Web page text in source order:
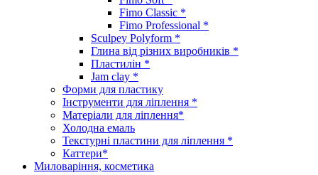
Fimo Classic *
Fimo Professional *
Sculpey Polyform *
Глина від різних виробників *
Пластилін *
Jam clay *
Форми для пластику
Інструменти для ліплення *
Матеріали для ліплення*
Холодна емаль
Текстурні пластини для ліплення *
Каттери*
Миловаріння, косметика